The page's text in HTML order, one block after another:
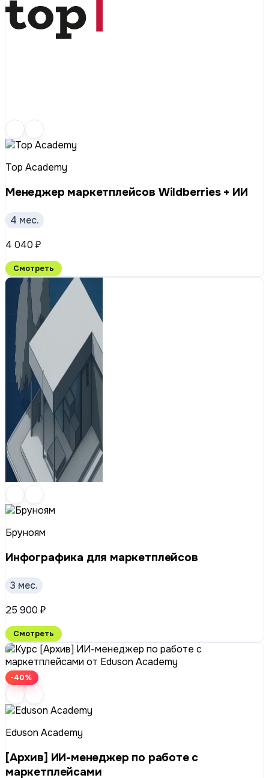
Top Academy
Менеджер маркетплейсов Wildberries + ИИ
4 мес.
4 040 ₽
Смотреть
Бруноям
Инфографика для маркетплейсов
3 мес.
25 900 ₽
Смотреть
-40%
Eduson Academy
[Архив] ИИ-менеджер по работе с
маркетплейсами